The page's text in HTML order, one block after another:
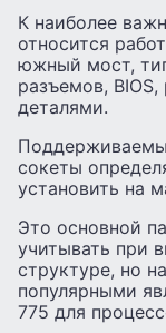
К наиболее
относится
южный мост,
разъемов,
деталями.
сокеты
установить на
Это основной
учитывать при
структуре, но
популярными
775 для